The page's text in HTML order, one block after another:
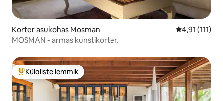
Korter asukohas Mosman Keskmine
4,91 (111)
MOSMAN - armas kunstikorter.
Külaliste suur lemmik
Külaliste lemmik